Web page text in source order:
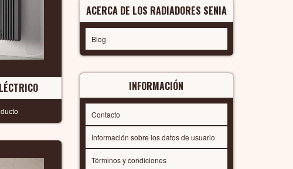
ACERCA DE LOS RADIADORES SENIA
Blog
INFORMACIÓN
Contacto
Información sobre los datos de usuario
Términos y condiciones